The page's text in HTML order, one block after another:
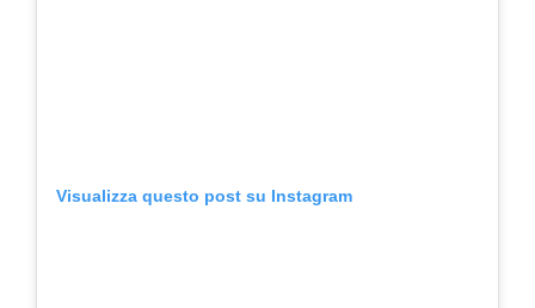
Visualizza questo post su Instagram